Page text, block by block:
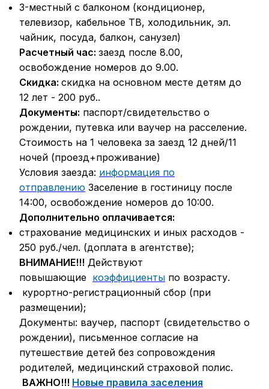
3-местный с балконом (кондиционер,
телевизор, кабельное ТВ, холодильник, эл.
чайник, посуда, балкон, санузел)
Расчетный час: заезд после 8.00,
освобождение номеров до 9.00.
Скидка: скидка на основном месте детям до
12 лет - 200 руб..
Документы: паспорт/свидетельство о
рождении, путевка или ваучер на расселение.
Стоимость на 1 человека за заезд 12 дней/11
ночей (проезд+проживание)
Условия заезда: информация по
отправлению Заселение в гостиницу после
14:00, освобождение номеров до 10:00.
Дополнительно оплачивается:
страхование медицинских и иных расходов -
250 руб./чел. (доплата в агентстве);
ВНИМАНИЕ!!! Действуют
повышающие коэффициенты по возрасту.
курортно-регистрационный сбор (при
размещении);
Документы: ваучер, паспорт (свидетельство о
рождении), письменное согласие на
путешествие детей без сопровождения
родителей, медицинский страховой полис.
ВАЖНО!!! Новые правила заселения